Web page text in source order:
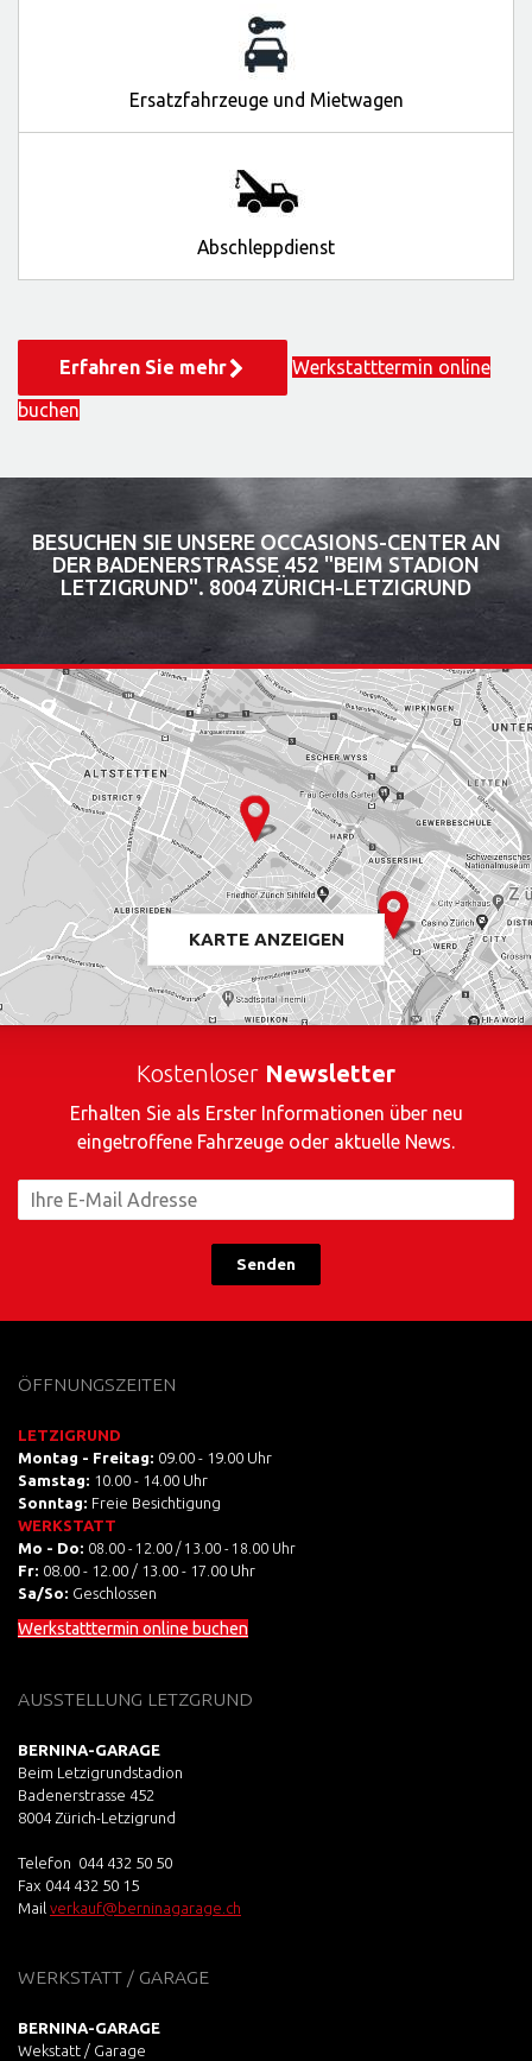
Ersatzfahrzeuge und Mietwagen
Abschleppdienst
Erfahren Sie mehr
Werkstatttermin online
buchen
BESUCHEN SIE UNSERE OCCASIONS-CENTER AN
DER BADENERSTRASSE 452 "BEIM STADION
LETZIGRUND". 8004 ZÜRICH-LETZIGRUND
KARTE ANZEIGEN
Kostenloser Newsletter
Erhalten Sie als Erster Informationen über neu
eingetroffene Fahrzeuge oder aktuelle News.
Senden
ÖFFNUNGSZEITEN
LETZIGRUND
Montag - Freitag: 09.00 - 19.00 Uhr
Samstag: 10.00 - 14.00 Uhr
Sonntag: Freie Besichtigung
WERKSTATT
Mo - Do: 08.00 - 12.00 / 13.00 - 18.00 Uhr
Fr: 08.00 - 12.00 / 13.00 - 17.00 Uhr
Sa/So: Geschlossen
Werkstatttermin online buchen
AUSSTELLUNG LETZGRUND
BERNINA-GARAGE
Beim Letzigrundstadion
Badenerstrasse 452
8004 Zürich-Letzigrund
Telefon 044 432 50 50
Fax 044 432 50 15
Mail verkauf@berninagarage.ch
WERKSTATT / GARAGE
BERNINA-GARAGE
Wekstatt / Garage